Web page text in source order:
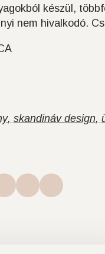
készül,
nem hivalkodó.
skandináv design